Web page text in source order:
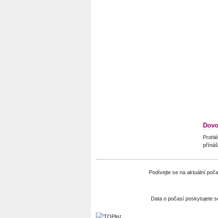
Podívejte se na aktuální
Data o počasí poskytujete